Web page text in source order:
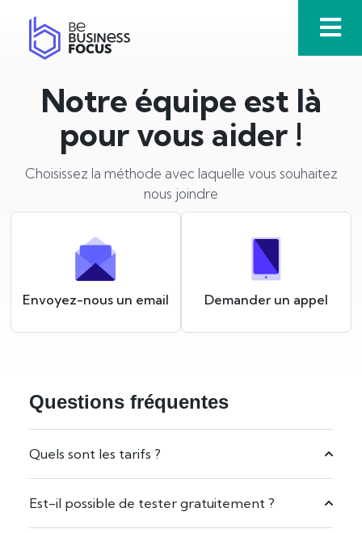
contenu
Notre équipe est là
pour vous aider !
Choisissez la méthode avec laquelle vous souhaitez
nous joindre
Envoyez-nous un email Demander un appel
Questions fréquentes
Quels sont les tarifs ?
Est-il possible de tester gratuitement ?